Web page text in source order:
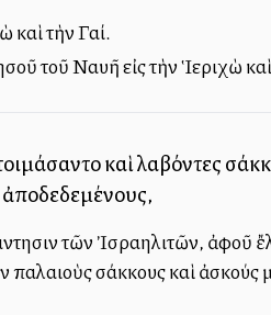
καὶ τὴν Γαί.
τοῦ Ναυῆ εἰς τὴν Ἱεριχὼ
καὶ λαβόντες
ἀποδεδεμένους,
τῶν Ἰσραηλιτῶν, ἀφοῦ
σάκκους καὶ ἀσκούς